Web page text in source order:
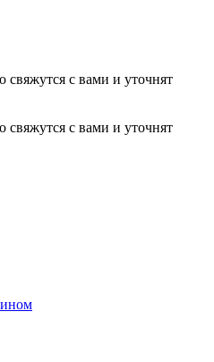
с вами и уточнят
с вами и уточнят